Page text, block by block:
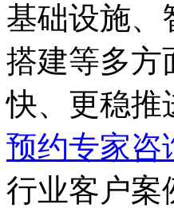
基础设施
搭建等多方
快、更稳推
预约专家咨
行业客户案